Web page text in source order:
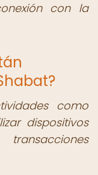
con la
como
dispositivos